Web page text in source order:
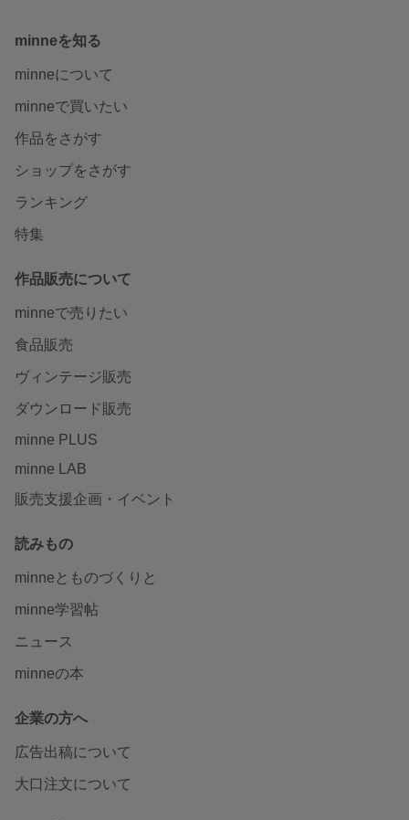
minneを知る
minneについて
minneで買いたい
作品をさがす
ショップをさがす
ランキング
特集
作品販売について
minneで売りたい
食品販売
ヴィンテージ販売
ダウンロード販売
minne PLUS
minne LAB
販売支援企画・イベント
読みもの
minneとものづくりと
minne学習帖
ニュース
minneの本
企業の方へ
広告出稿について
大口注文について